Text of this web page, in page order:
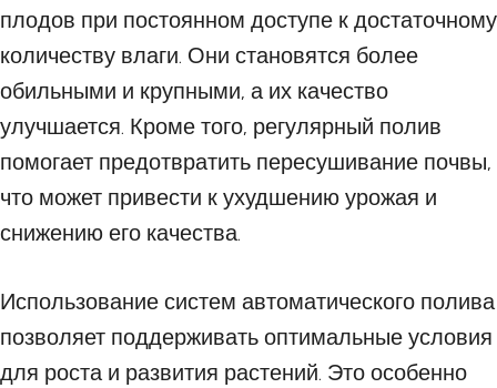
плодов при постоянном доступе к достаточному
количеству влаги. Они становятся более
обильными и крупными, а их качество
улучшается. Кроме того, регулярный полив
помогает предотвратить пересушивание почвы,
что может привести к ухудшению урожая и
снижению его качества.
Использование систем автоматического полива
позволяет поддерживать оптимальные условия
для роста и развития растений. Это особенно